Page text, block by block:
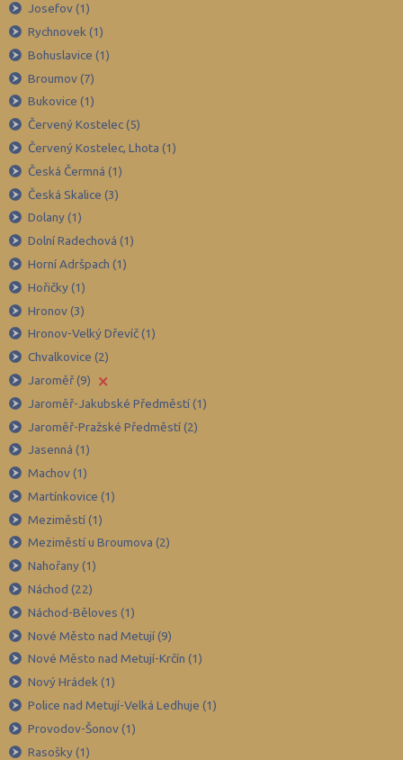
Blansko (88)
Brno-město (317)
Brno-venkov (149)
Bruntál (73)
Břeclav (84)
Česká Lípa (79)
České Budějovice (173)
Český Krumlov (49)
Děčín (106)
Domažlice (49)
Frýdek-Místek (164)
Havlíčkův Brod (82)
Hodonín (119)
Hradec Králové (139)
Cheb (61)
Chomutov (65)
Jablonec nad Nisou (67)
Jeseník (42)
Jičín (75)
Jihlava (94)
Jindřichův Hradec (76)
Karlovy Vary (93)
Karviná (145)
Kladno (129)
Klatovy (69)
Josefov (1)
Rychnovek (1)
Bohuslavice (1)
Broumov (7)
Bukovice (1)
Červený Kostelec (5)
Červený Kostelec, Lhota (1)
Česká Čermná (1)
Česká Skalice (3)
Dolany (1)
Dolní Radechová (1)
Horní Adršpach (1)
Hořičky (1)
Hronov (3)
Hronov-Velký Dřevíč (1)
Chvalkovice (2)
Jaroměř (9)
×
Jaroměř-Jakubské Předměstí (1)
Jaroměř-Pražské Předměstí (2)
Jasenná (1)
Machov (1)
Martínkovice (1)
Meziměstí (1)
Meziměstí u Broumova (2)
Nahořany (1)
Náchod (22)
Náchod-Běloves (1)
Nové Město nad Metují (9)
Nové Město nad Metují-Krčín (1)
Nový Hrádek (1)
Police nad Metují-Velká Ledhuje (1)
Provodov-Šonov (1)
Rasošky (1)